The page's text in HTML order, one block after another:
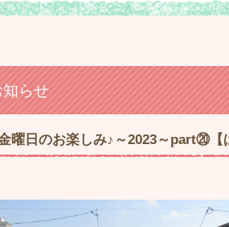
知らせ
曜日のお楽しみ♪～2023～part⑳【